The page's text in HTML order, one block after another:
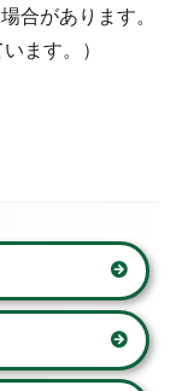
合があります。
ます。）